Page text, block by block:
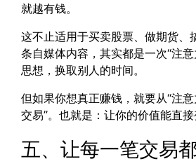
就越有钱。
这不止适用于买卖股票、做期货、
条自媒体内容，其实都是一次“注
思想，换取别人的时间。
但如果你想真正赚钱，就要从“注
交易”。也就是：让你的价值能直接
五、让每一笔交易